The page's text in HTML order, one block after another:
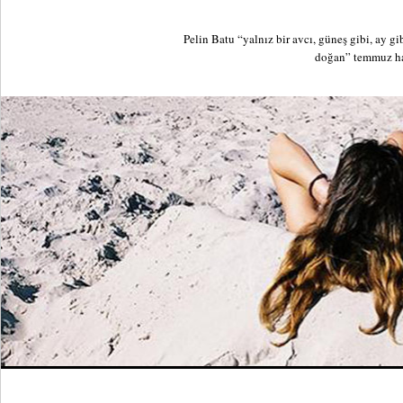
Pelin Batu “yalnız bir avcı, güneş gibi, ay
doğan” temmuz